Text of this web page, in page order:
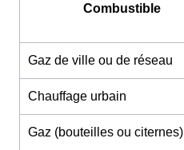
Combustible
Gaz de ville ou de réseau
Chauffage urbain
Gaz (bouteilles ou citernes)